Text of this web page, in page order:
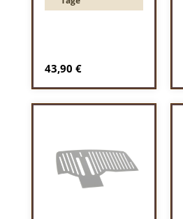
Regulärer Preis:
43,90 €